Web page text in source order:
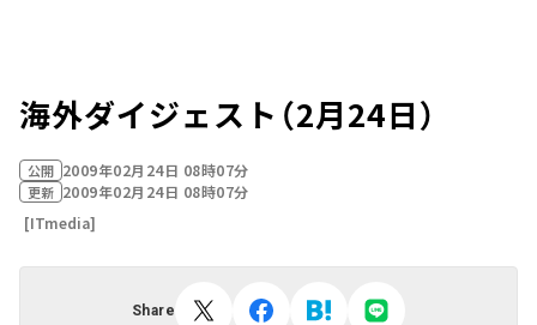
海外ダイジェスト（2月24日）
公開 2009年02月24日 08時07分
更新 2009年02月24日 08時07分
[ITmedia]
Share